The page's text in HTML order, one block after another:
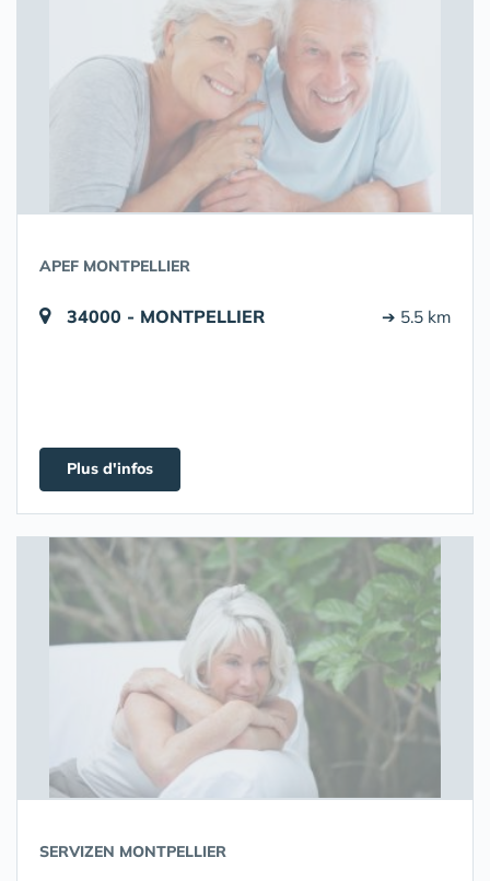
APEF MONTPELLIER
34000 - MONTPELLIER ➔ 5.5 km
Plus d'infos
SERVIZEN MONTPELLIER